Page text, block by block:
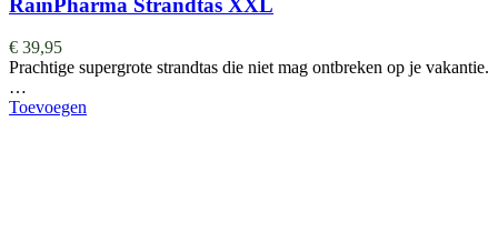
€ 39,95
Prachtige supergrote strandtas die niet mag ontbreken op je vakantie.
…
Toevoegen